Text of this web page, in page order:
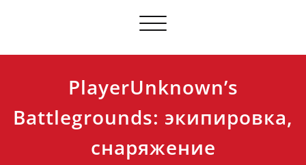
Переключить
PlayerUnknown’s
Battlegrounds: экипировка,
снаряжение